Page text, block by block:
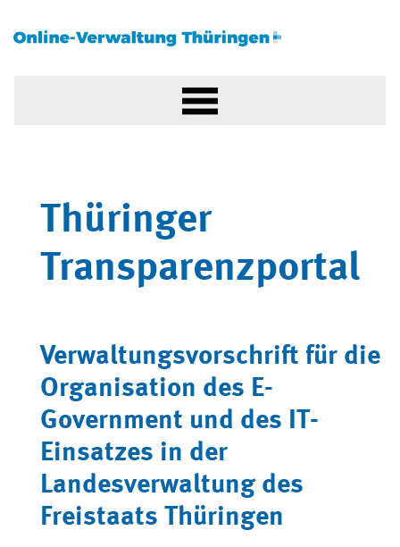
Thüringer
Transparenzportal
Verwaltungsvorschrift für die
Organisation des E-
Government und des IT-
Einsatzes in der
Landesverwaltung des
Freistaats Thüringen